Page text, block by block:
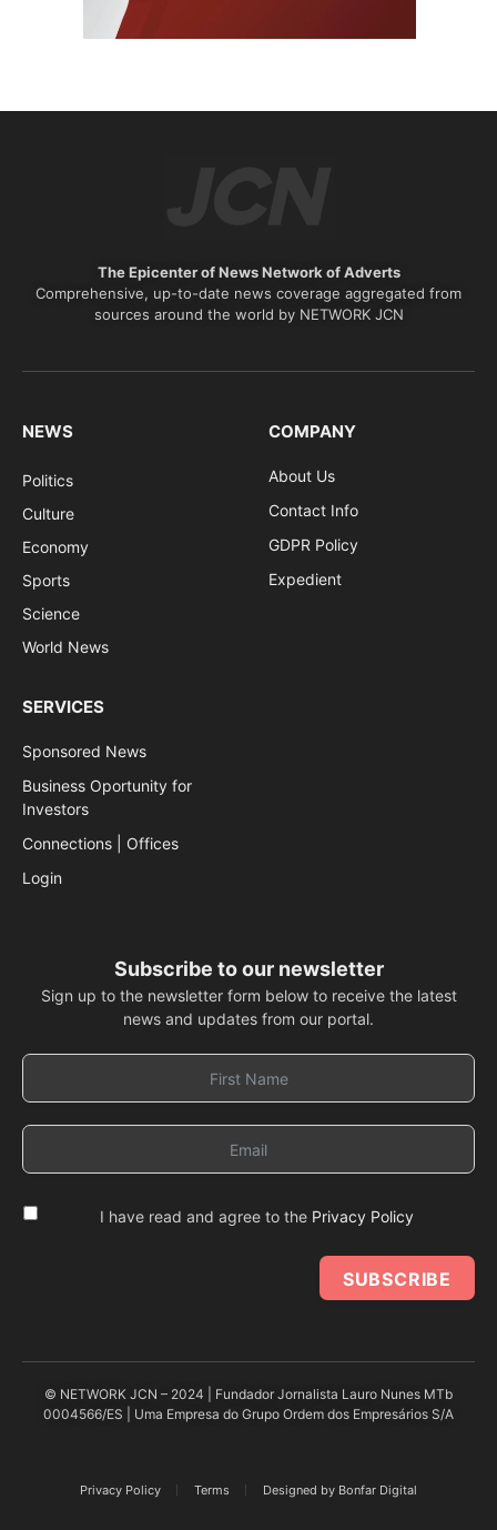
The Epicenter of News Network of Adverts
Comprehensive, up-to-date news coverage aggregated from
sources around the world by NETWORK JCN
NEWS
Politics
Culture
Economy
Sports
Science
World News
COMPANY
About Us
Contact Info
GDPR Policy
Expedient
SERVICES
Sponsored News
Business Oportunity for
Investors
Connections | Offices
Login
Subscribe to our newsletter
Sign up to the newsletter form below to receive the latest
news and updates from our portal.
I have read and agree to the Privacy Policy
SUBSCRIBE
© NETWORK JCN – 2024 | Fundador Jornalista Lauro Nunes MTb
0004566/ES | Uma Empresa do Grupo Ordem dos Empresários S/A
Privacy Policy Terms Designed by Bonfar Digital